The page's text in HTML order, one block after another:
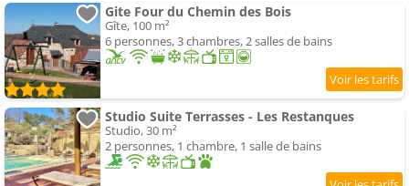
Gite Four du Chemin des Bois
Gîte, 100 m²
6 personnes, 3 chambres, 2 salles de bains
Studio Suite Terrasses - Les Restanques
Studio, 30 m²
2 personnes, 1 chambre, 1 salle de bains